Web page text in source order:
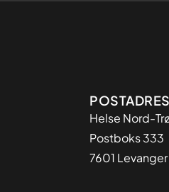
Helse Nord-
Postboks 333
7601 Levanger